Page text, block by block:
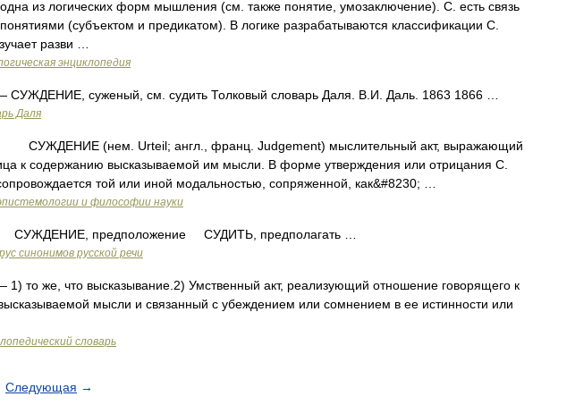
из логических форм мышления (см. также понятие, умозаключение). С. есть связь
(субъектом и предикатом). В логике разрабатываются классификации С.
разви …
энциклопедия
СУЖДЕНИЕ, суженый, см. судить Толковый словарь Даля. В.И. Даль. 1863 1866 …
Даля
(нем. Urteil; англ., франц. Judgement) мыслительный акт, выражающий
к содержанию высказываемой им мысли. В форме утверждения или отрицания С.
той или иной модальностью, сопряженной, как&#8230; …
и философии науки
предположение СУДИТЬ, предполагать …
синонимов русской речи
1) то же, что высказывание.2) Умственный акт, реализующий отношение говорящего к
мысли и связанный с убеждением или сомнением в ее истинности или
словарь
Следующая →